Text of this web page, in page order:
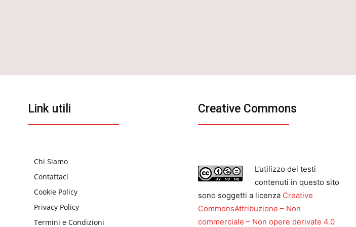
Link utili
Chi Siamo
Contattaci
Cookie Policy
Privacy Policy
Termini e Condizioni
Creative Commons
L’utilizzo dei testi
contenuti in questo sito
sono soggetti a licenza Creative
CommonsAttribuzione – Non
commerciale – Non opere derivate 4.0